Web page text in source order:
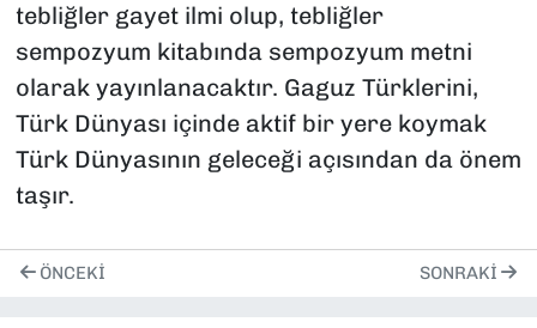
tebliğler gayet ilmi olup, tebliğler
sempozyum kitabında sempozyum metni
olarak yayınlanacaktır. Gaguz Türklerini,
Türk Dünyası içinde aktif bir yere koymak
Türk Dünyasının geleceği açısından da önem
taşır.
ÖNCEKI SONRAKI